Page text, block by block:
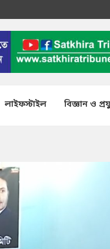
লাইফস্টাইল বিজ্ঞান ও